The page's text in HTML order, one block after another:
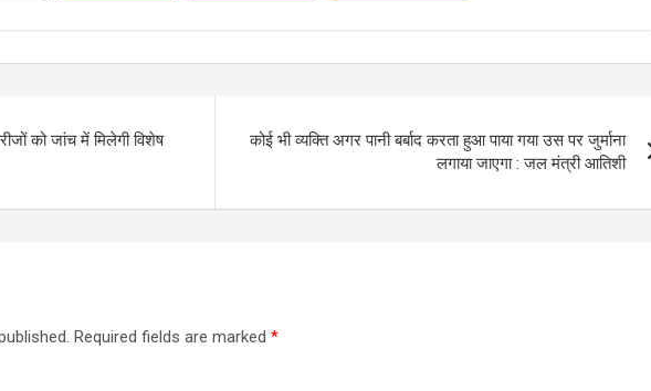
को जांच में मिलेगी विशेष
कोई भी व्यक्ति अगर पानी बर्बाद करता हुआ पाया गया उस पर जुर्माना
लगाया जाएगा : जल मंत्री आतिशी
Required fields are marked*